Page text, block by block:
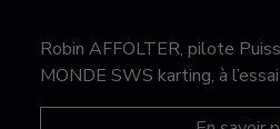
Robin AFFOLTER, pilote
MONDE SWS karting, à